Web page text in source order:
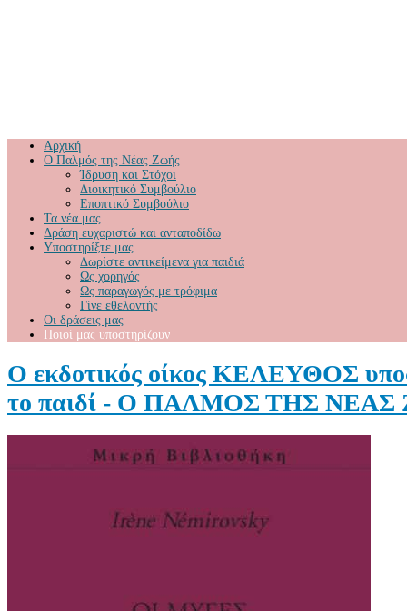
Αρχική
Ο Παλμός της Νέας Ζωής
Ίδρυση και Στόχοι
Διοικητικό Συμβούλιο
Εποπτικό Συμβούλιο
Τα νέα μας
Δράση ευχαριστώ και ανταποδίδω
Υποστηρίξτε μας
Δωρίστε αντικείμενα για παιδιά
Ως χορηγός
Ως παραγωγός με τρόφιμα
Γίνε εθελοντής
Οι δράσεις μας
Ποιοί μας υποστηρίζουν
Ο εκδοτικός οίκος ΚΕΛΕΥΘΟΣ
το παιδί - Ο ΠΑΛΜΟΣ ΤΗΣ